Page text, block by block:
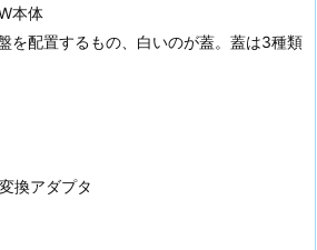
本体
を配置するもの、白いのが蓋。蓋は3種類
換アダプタ